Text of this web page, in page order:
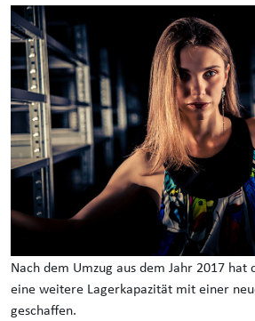
Nach dem Umzug aus dem Jahr 2017
eine weitere Lagerkapazität mit einer
geschaffen.